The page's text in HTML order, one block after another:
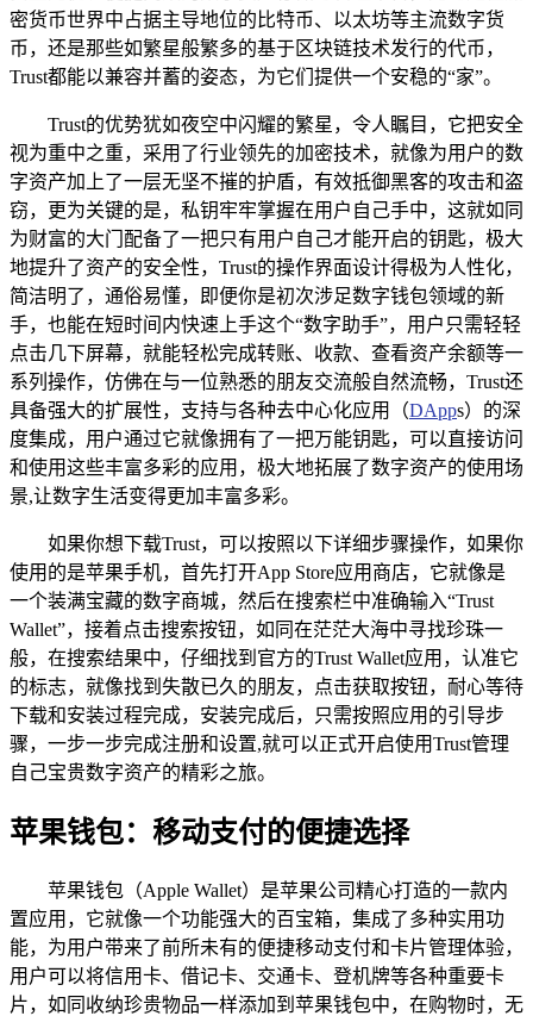
密货币世界中占据主导地位的比特币、以太坊等主流数字货
币，还是那些如繁星般繁多的基于区块链技术发行的代币，
Trust都能以兼容并蓄的姿态，为它们提供一个安稳的“家”。
Trust的优势犹如夜空中闪耀的繁星，令人瞩目，它把安全
视为重中之重，采用了行业领先的加密技术，就像为用户的数
字资产加上了一层无坚不摧的护盾，有效抵御黑客的攻击和盗
窃，更为关键的是，私钥牢牢掌握在用户自己手中，这就如同
为财富的大门配备了一把只有用户自己才能开启的钥匙，极大
地提升了资产的安全性，Trust的操作界面设计得极为人性化，
简洁明了，通俗易懂，即便你是初次涉足数字钱包领域的新
手，也能在短时间内快速上手这个“数字助手”，用户只需轻轻
点击几下屏幕，就能轻松完成转账、收款、查看资产余额等一
系列操作，仿佛在与一位熟悉的朋友交流般自然流畅，Trust还
具备强大的扩展性，支持与各种去中心化应用（DApps）的深
度集成，用户通过它就像拥有了一把万能钥匙，可以直接访问
和使用这些丰富多彩的应用，极大地拓展了数字资产的使用场
景,让数字生活变得更加丰富多彩。
如果你想下载Trust，可以按照以下详细步骤操作，如果你
使用的是苹果手机，首先打开App Store应用商店，它就像是
一个装满宝藏的数字商城，然后在搜索栏中准确输入“Trust
Wallet”，接着点击搜索按钮，如同在茫茫大海中寻找珍珠一
般，在搜索结果中，仔细找到官方的Trust Wallet应用，认准它
的标志，就像找到失散已久的朋友，点击获取按钮，耐心等待
下载和安装过程完成，安装完成后，只需按照应用的引导步
骤，一步一步完成注册和设置,就可以正式开启使用Trust管理
自己宝贵数字资产的精彩之旅。
苹果钱包：移动支付的便捷选择
苹果钱包（Apple Wallet）是苹果公司精心打造的一款内
置应用，它就像一个功能强大的百宝箱，集成了多种实用功
能，为用户带来了前所未有的便捷移动支付和卡片管理体验，
用户可以将信用卡、借记卡、交通卡、登机牌等各种重要卡
片，如同收纳珍贵物品一样添加到苹果钱包中，在购物时，无